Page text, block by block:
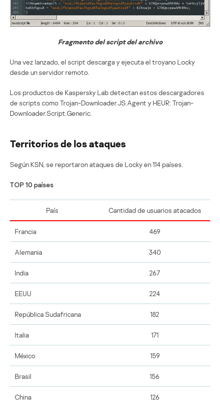
Fragmento del script del archivo
Una vez lanzado, el script descarga y ejecuta el troyano Locky
desde un servidor remoto.
Los productos de Kaspersky Lab detectan estos descargadores
de scripts como Trojan-Downloader.JS.Agent y HEUR: Trojan-
Downloader.Script.Generic.
Territorios de los ataques
Según KSN, se reportaron ataques de Locky en 114 países.
TOP 10 países
País Cantidad de usuarios atacados
Francia 469
Alemania 340
India 267
EEUU 224
República Sudafricana 182
Italia 171
México 159
Brasil 156
China 126